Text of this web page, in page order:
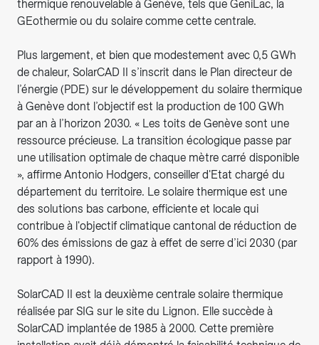
thermique renouvelable à Genève, tels que GeniLac, la
GEothermie ou du solaire comme cette centrale.
Plus largement, et bien que modestement avec 0,5 GWh
de chaleur, SolarCAD II s’inscrit dans le Plan directeur de
l’énergie (PDE) sur le développement du solaire thermique
à Genève dont l’objectif est la production de 100 GWh
par an à l’horizon 2030. « Les toits de Genève sont une
ressource précieuse. La transition écologique passe par
une utilisation optimale de chaque mètre carré disponible
», affirme Antonio Hodgers, conseiller d'Etat chargé du
département du territoire. Le solaire thermique est une
des solutions bas carbone, efficiente et locale qui
contribue à l'objectif climatique cantonal de réduction de
60% des émissions de gaz à effet de serre d’ici 2030 (par
rapport à 1990).
SolarCAD II est la deuxième centrale solaire thermique
réalisée par SIG sur le site du Lignon. Elle succède à
SolarCAD implantée de 1985 à 2000. Cette première